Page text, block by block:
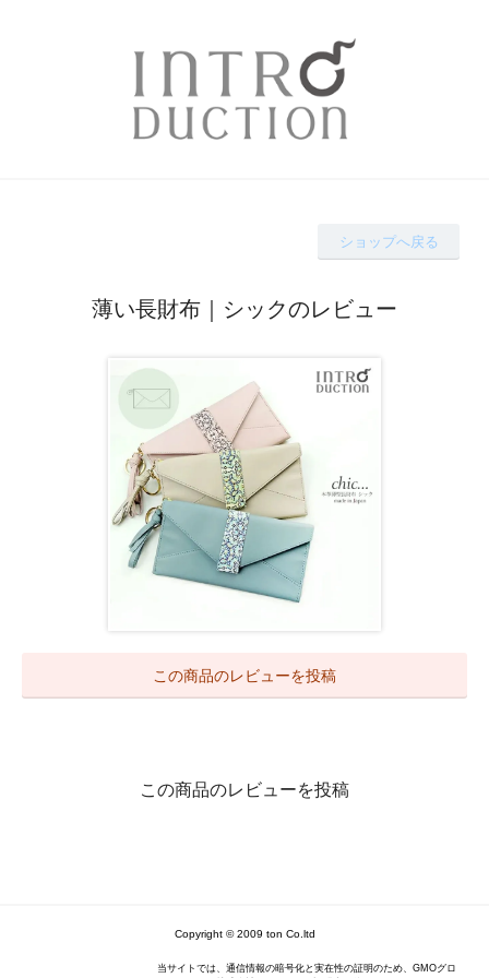
ショップへ戻る
薄い長財布｜シックのレビュー
この商品のレビューを投稿
この商品のレビューを投稿
Copyright © 2009 ton Co.ltd
当サイトでは、通信情報の暗号化と実在性の証明のため、GMOグロ